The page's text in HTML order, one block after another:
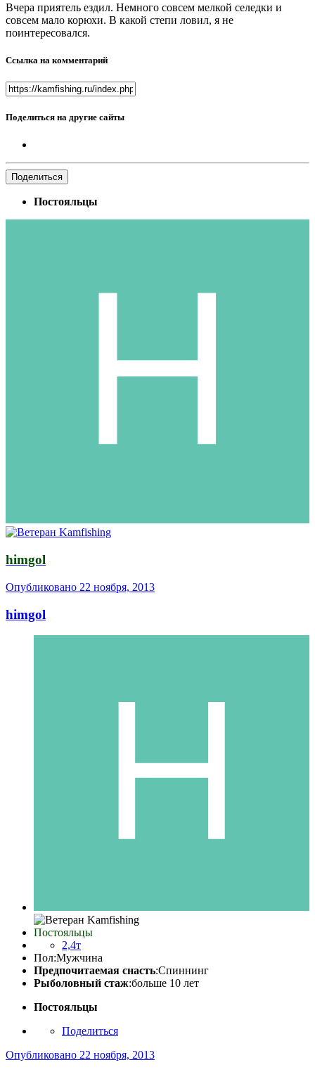
Вчера приятель ездил. Немного совсем мелкой селедки и
совсем мало корюхи. В какой степи ловил, я не
поинтересовался.
Ссылка на комментарий
Поделиться на другие сайты
Поделиться
Постояльцы
himgol
Опубликовано 22 ноября, 2013
himgol
Постояльцы
2,4т
Пол:Мужчина
Предпочитаемая снасть:Спиннинг
Рыболовный стаж:больше 10 лет
Постояльцы
Поделиться
Опубликовано 22 ноября, 2013